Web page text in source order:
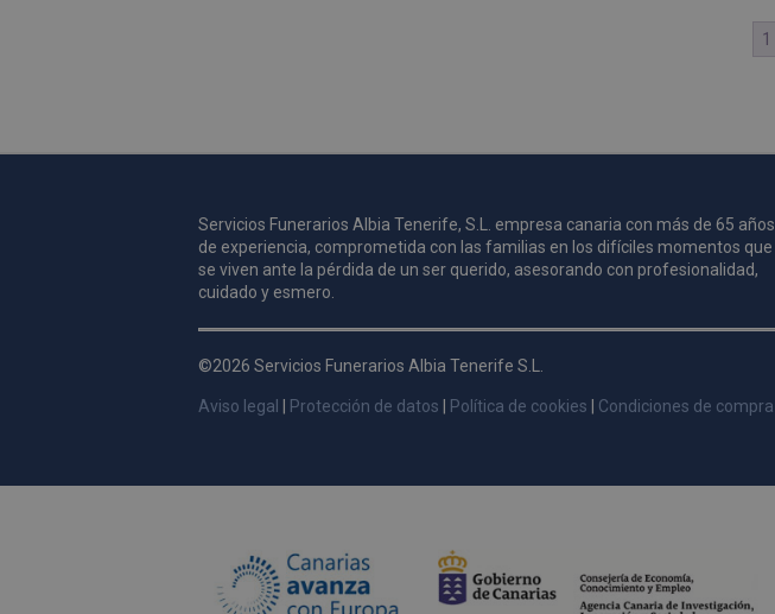
1
Servicios Funerarios Albia Tenerife, S.L. empresa canaria con más de 65 años
de experiencia, comprometida con las familias en los difíciles momentos que
se viven ante la pérdida de un ser querido, asesorando con profesionalidad,
cuidado y esmero.
©2026 Servicios Funerarios Albia Tenerife S.L.
Aviso legal | Protección de datos | Política de cookies | Condiciones de compra